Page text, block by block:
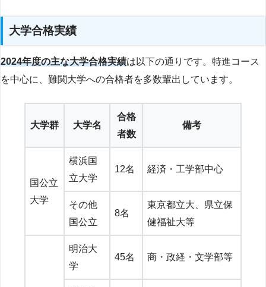
大学合格実績
2024年度の主な大学合格実績は以下の通りです。特進コース
を中心に、難関大学への合格者を多数輩出しています。
大学群 大学名
合格
者数
備考
国公立
大学
横浜国
立大学
12名 経済・工学部中心
その他
国公立
8名
東京都立大、県立保
健福祉大等
明治大
学
45名 商・政経・文学部等